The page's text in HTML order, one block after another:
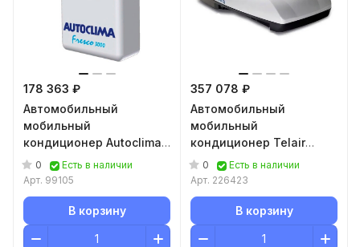
178 363 ₽
Автомобильный
мобильный
кондиционер Autoclima
Fresco 3000 Back 24В
0
Есть в наличии
Арт. 99105
В корзину
357 078 ₽
Автомобильный
мобильный
кондиционер Telair
DUALCLIMA 12500H
0
Есть в наличии
Арт. 226423
В корзину